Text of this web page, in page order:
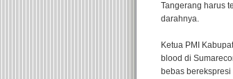
Tangerang harus
darahnya.
Ketua PMI
blood di
bebas